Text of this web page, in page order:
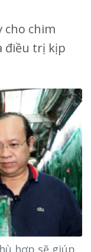
cho chim
điều trị kịp
hợp sẽ giúp